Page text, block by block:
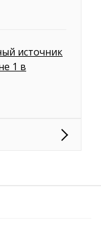
источник
1 в